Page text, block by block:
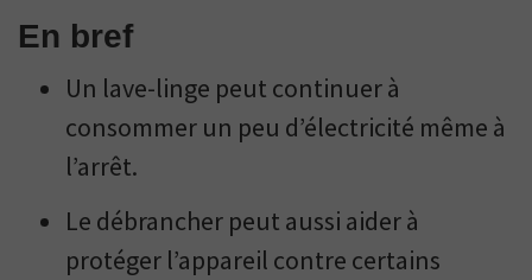
En bref
Un lave-linge peut continuer à
consommer un peu d’électricité même à
l’arrêt.
Le débrancher peut aussi aider à
protéger l’appareil contre certains